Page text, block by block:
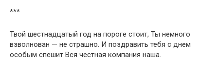
***
Твой шестнадцатый год на пороге стоит, Ты немного
взволнован — не страшно. И поздравить тебя с днем
особым спешит Вся честная компания наша.